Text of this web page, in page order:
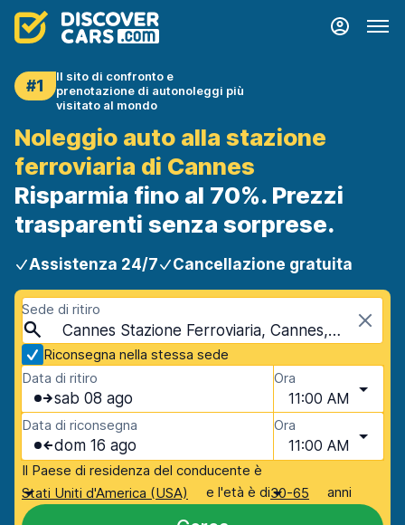
#1
Il sito di confronto e
prenotazione di autonoleggi più
visitato al mondo
Noleggio auto alla stazione
ferroviaria di Cannes
Risparmia fino al 70%. Prezzi
trasparenti senza sorprese.
Assistenza 24/7 Cancellazione gratuita
Sede di ritiro
Cannes Stazione Ferroviaria, Cannes, Francia
Riconsegna nella stessa sede
Data di ritiro
sab 08 ago
Ora
11:00 AM
Data di riconsegna
dom 16 ago
Ora
11:00 AM
Il Paese di residenza del conducente è
Stati Uniti d'America (USA)
e l'età è di30-65 anni